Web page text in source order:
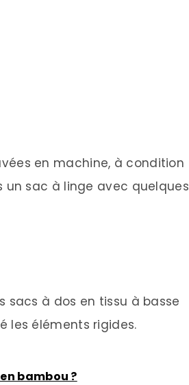
en machine, à condition
un sac à linge avec quelques
sacs à dos en tissu à basse
les éléments rigides.
bambou ?